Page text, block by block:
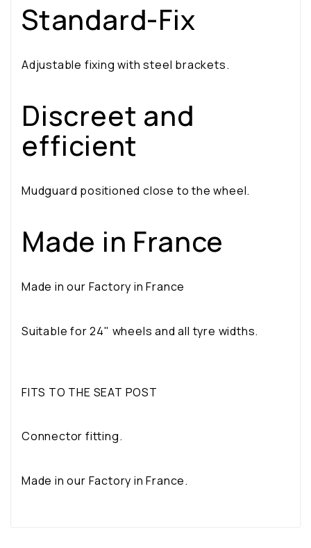
Standard-Fix
Adjustable fixing with steel brackets.
Discreet and
efficient
Mudguard positioned close to the wheel.
Made in France
Made in our Factory in France
Suitable for 24" wheels and all tyre widths.
FITS TO THE SEAT POST
Connector fitting.
Made in our Factory in France.